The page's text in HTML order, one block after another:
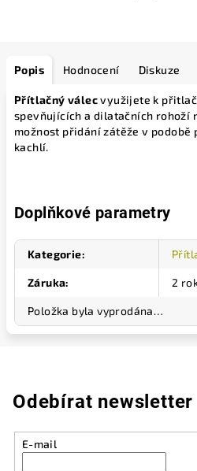
Popis Hodnocení Diskuze
Přítlačný válecvyužijete k
spevňujících a dilatačních rohoží
možnost přidání zátěže v
kachlí.
Doplňkové parametry
Kategorie:
Záruka: 2
Položka byla vyprodána…
Odebírat newsletter
E-mail